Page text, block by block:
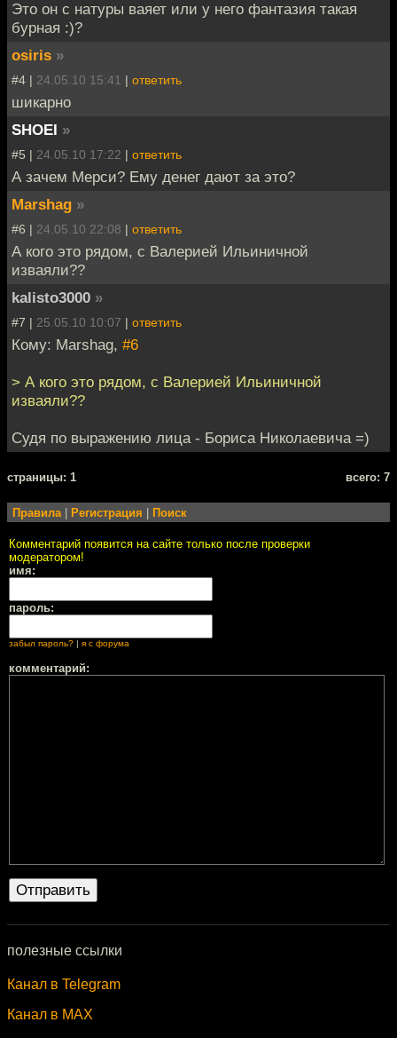
Это он с натуры ваяет или у него фантазия такая
бурная :)?
osiris »
#4 | 24.05.10 15:41 | ответить
шикарно
SHOEI »
#5 | 24.05.10 17:22 | ответить
А зачем Мерси? Ему денег дают за это?
Marshag »
#6 | 24.05.10 22:08 | ответить
А кого это рядом, с Валерией Ильиничной
изваяли??
kalisto3000 »
#7 | 25.05.10 10:07 | ответить
Кому: Marshag, #6
> А кого это рядом, с Валерией Ильиничной
изваяли??
Судя по выражению лица - Бориса Николаевича =)
cтраницы: 1 всего: 7
Правила| Регистрация Поиск
Комментарий появится на сайте только после проверки
модератором!
имя:
пароль:
забыл пароль? | я с форума
комментарий:
полезные ссылки
Канал в Telegram
Канал в MAX